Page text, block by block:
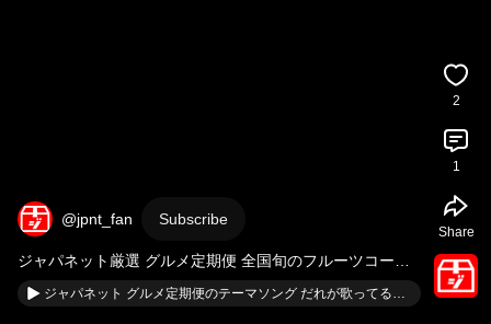
@jpnt_fan Subscribe
ジャパネット厳選 グルメ定期便 全国旬のフルーツコース
第1弾のメリット・デメリット #ジャパネットたかた #くだ
もの #頒布会
ジャパネット グルメ定期便のテーマソング だれが歌ってる？ #ジャパネットたかた #テレビショッピング #ずま
2
1
Share